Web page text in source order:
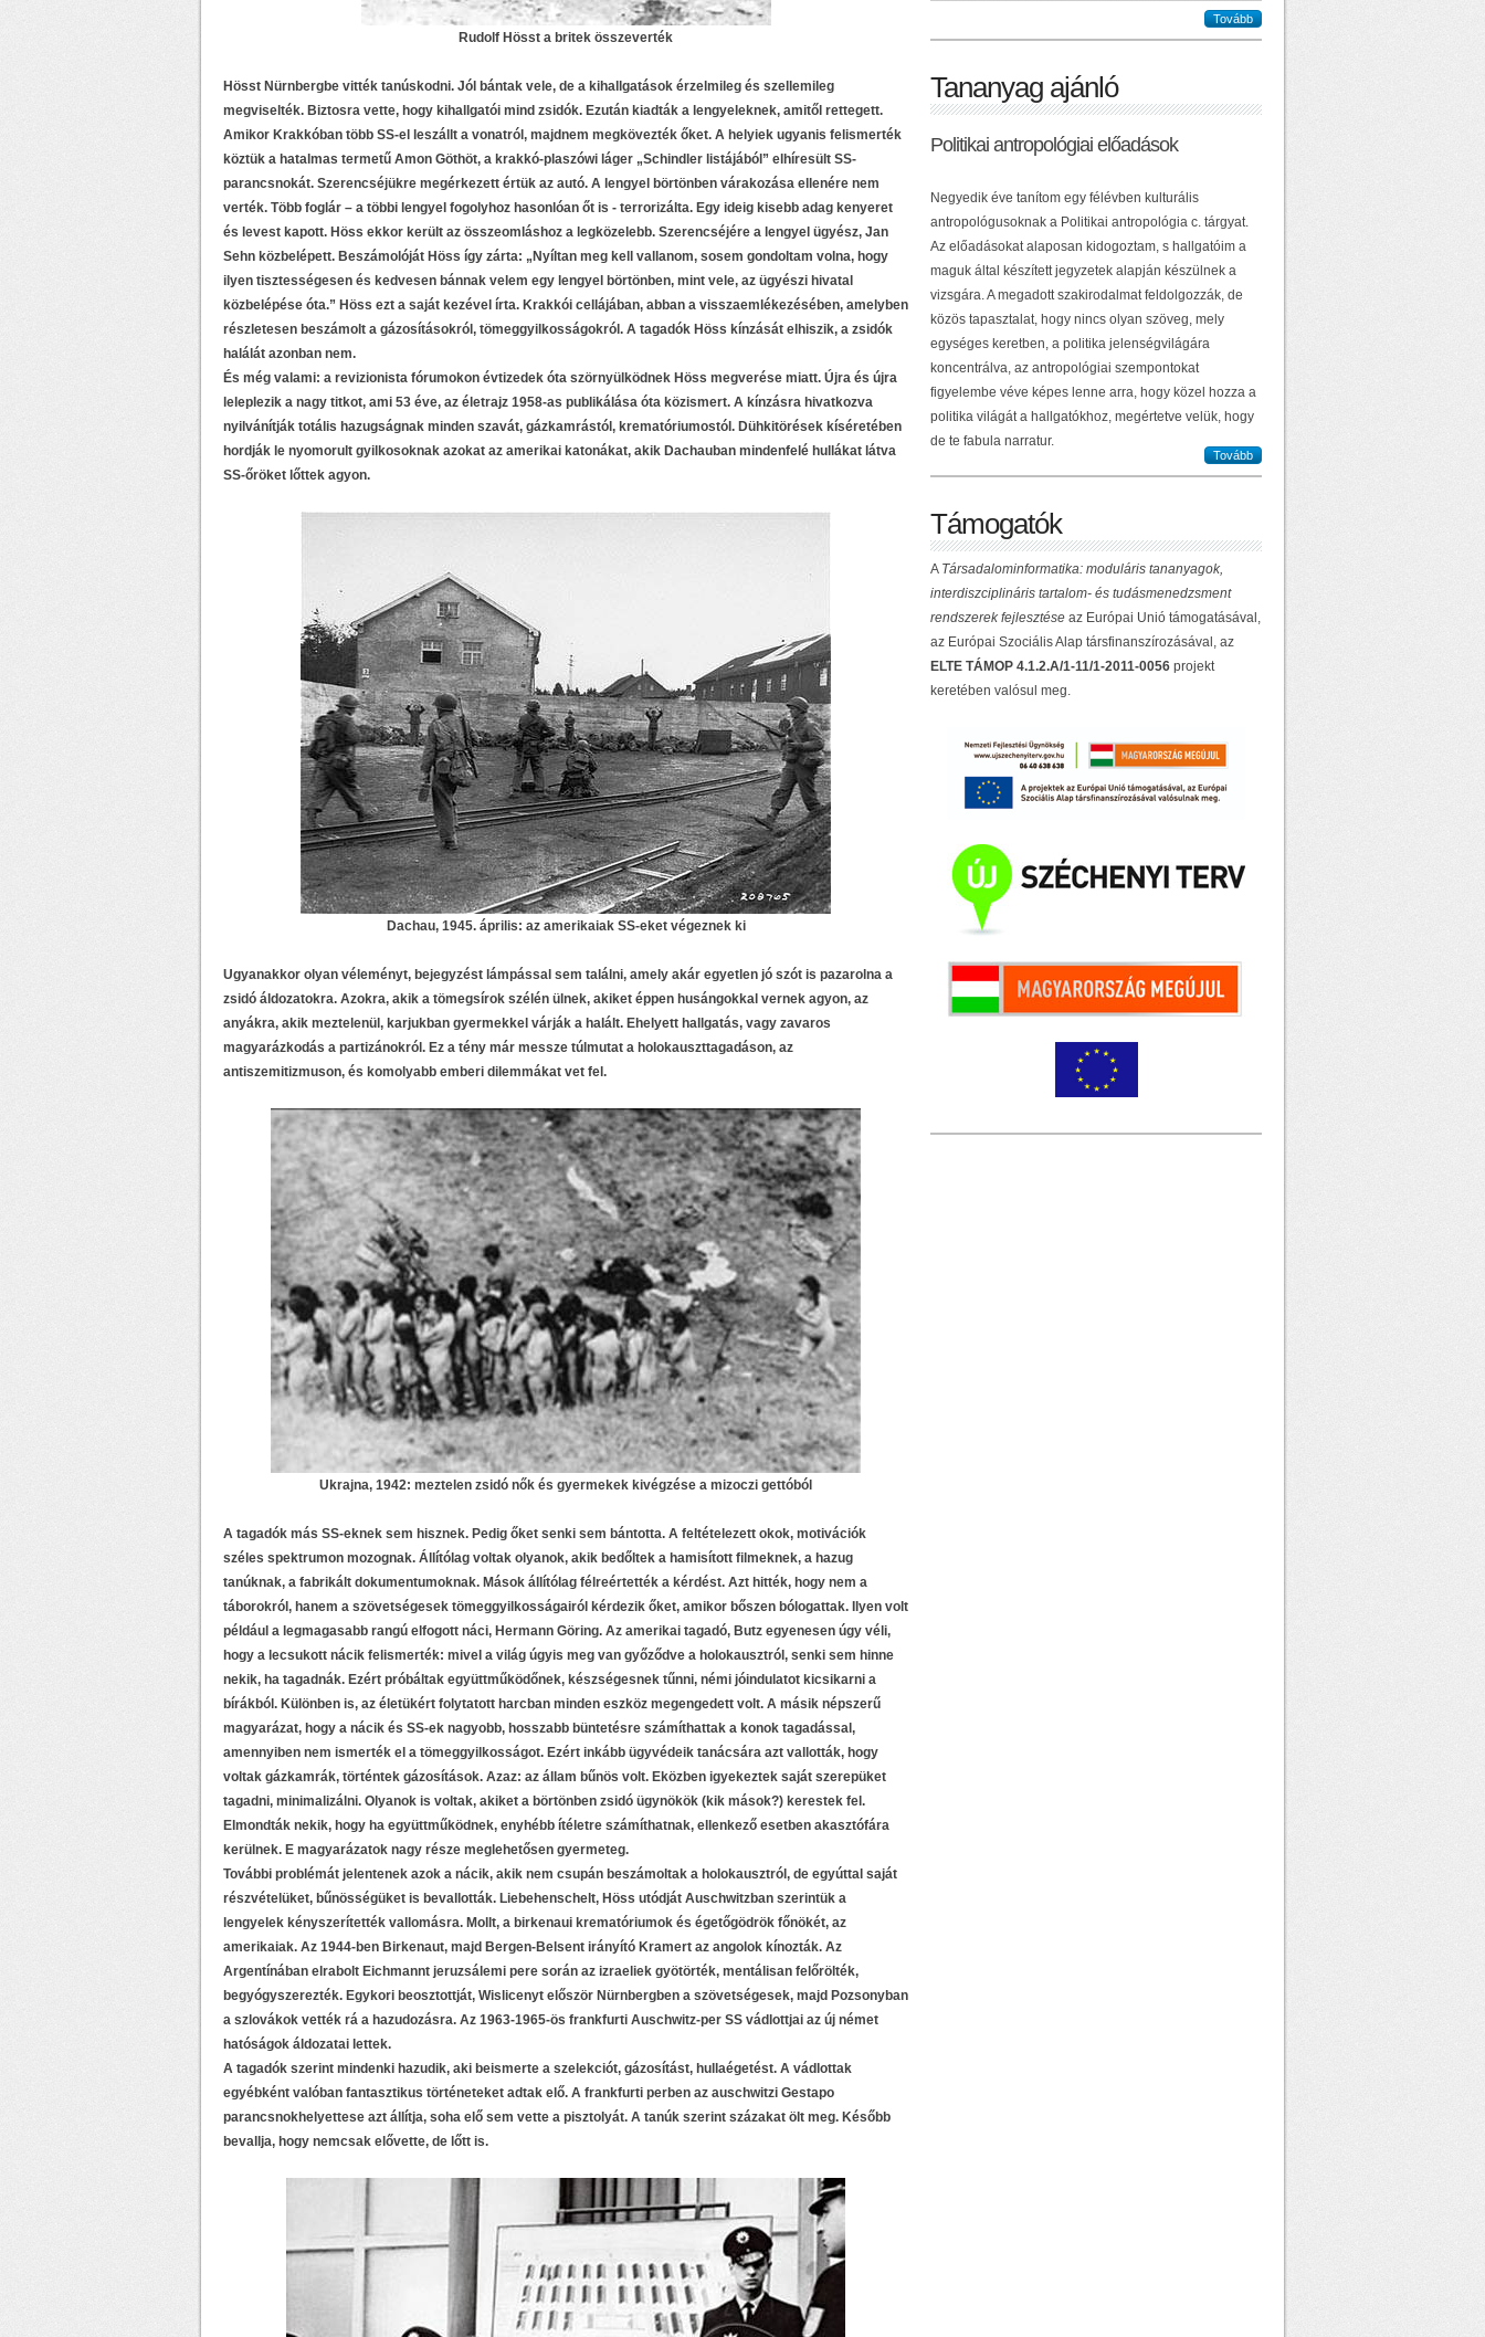
Rudolf Hösst a britek összeverték
Hösst Nürnbergbe vitték tanúskodni. Jól bántak vele, de a kihallgatások érzelmileg és szellemileg
megviselték. Biztosra vette, hogy kihallgatói mind zsidók. Ezután kiadták a lengyeleknek, amitől rettegett.
Amikor Krakkóban több SS-el leszállt a vonatról, majdnem megkövezték őket. A helyiek ugyanis felismerték
köztük a hatalmas termetű Amon Göthöt, a krakkó-plaszówi láger „Schindler listájából” elhíresült SS-
parancsnokát. Szerencséjükre megérkezett értük az autó. A lengyel börtönben várakozása ellenére nem
verték. Több foglár – a többi lengyel fogolyhoz hasonlóan őt is - terrorizálta. Egy ideig kisebb adag kenyeret
és levest kapott. Höss ekkor került az összeomláshoz a legközelebb. Szerencséjére a lengyel ügyész, Jan
Sehn közbelépett. Beszámolóját Höss így zárta: „Nyíltan meg kell vallanom, sosem gondoltam volna, hogy
ilyen tisztességesen és kedvesen bánnak velem egy lengyel börtönben, mint vele, az ügyészi hivatal
közbelépése óta.” Höss ezt a saját kezével írta. Krakkói cellájában, abban a visszaemlékezésében, amelyben
részletesen beszámolt a gázosításokról, tömeggyilkosságokról. A tagadók Höss kínzását elhiszik, a zsidók
halálát azonban nem.
És még valami: a revizionista fórumokon évtizedek óta szörnyülködnek Höss megverése miatt. Újra és újra
leleplezik a nagy titkot, ami 53 éve, az életrajz 1958-as publikálása óta közismert. A kínzásra hivatkozva
nyilvánítják totális hazugságnak minden szavát, gázkamrástól, krematóriumostól. Dühkitörések kíséretében
hordják le nyomorult gyilkosoknak azokat az amerikai katonákat, akik Dachauban mindenfelé hullákat látva
SS-őröket lőttek agyon.
Dachau, 1945. április: az amerikaiak SS-eket végeznek ki
Ugyanakkor olyan véleményt, bejegyzést lámpással sem találni, amely akár egyetlen jó szót is pazarolna a
zsidó áldozatokra. Azokra, akik a tömegsírok szélén ülnek, akiket éppen husángokkal vernek agyon, az
anyákra, akik meztelenül, karjukban gyermekkel várják a halált. Ehelyett hallgatás, vagy zavaros
magyarázkodás a partizánokról. Ez a tény már messze túlmutat a holokauszttagadáson, az
antiszemitizmuson, és komolyabb emberi dilemmákat vet fel.
Ukrajna, 1942: meztelen zsidó nők és gyermekek kivégzése a mizoczi gettóból
A tagadók más SS-eknek sem hisznek. Pedig őket senki sem bántotta. A feltételezett okok, motivációk
széles spektrumon mozognak. Állítólag voltak olyanok, akik bedőltek a hamisított filmeknek, a hazug
tanúknak, a fabrikált dokumentumoknak. Mások állítólag félreértették a kérdést. Azt hitték, hogy nem a
táborokról, hanem a szövetségesek tömeggyilkosságairól kérdezik őket, amikor bőszen bólogattak. Ilyen volt
például a legmagasabb rangú elfogott náci, Hermann Göring. Az amerikai tagadó, Butz egyenesen úgy véli,
hogy a lecsukott nácik felismerték: mivel a világ úgyis meg van győződve a holokausztról, senki sem hinne
nekik, ha tagadnák. Ezért próbáltak együttműködőnek, készségesnek tűnni, némi jóindulatot kicsikarni a
bírákból. Különben is, az életükért folytatott harcban minden eszköz megengedett volt. A másik népszerű
magyarázat, hogy a nácik és SS-ek nagyobb, hosszabb büntetésre számíthattak a konok tagadással,
amennyiben nem ismerték el a tömeggyilkosságot. Ezért inkább ügyvédeik tanácsára azt vallották, hogy
voltak gázkamrák, történtek gázosítások. Azaz: az állam bűnös volt. Eközben igyekeztek saját szerepüket
tagadni, minimalizálni. Olyanok is voltak, akiket a börtönben zsidó ügynökök (kik mások?) kerestek fel.
Elmondták nekik, hogy ha együttműködnek, enyhébb ítéletre számíthatnak, ellenkező esetben akasztófára
kerülnek. E magyarázatok nagy része meglehetősen gyermeteg.
További problémát jelentenek azok a nácik, akik nem csupán beszámoltak a holokausztról, de egyúttal saját
részvételüket, bűnösségüket is bevallották. Liebehenschelt, Höss utódját Auschwitzban szerintük a
lengyelek kényszerítették vallomásra. Mollt, a birkenaui krematóriumok és égetőgödrök főnökét, az
amerikaiak. Az 1944-ben Birkenaut, majd Bergen-Belsent irányító Kramert az angolok kínozták. Az
Argentínában elrabolt Eichmannt jeruzsálemi pere során az izraeliek gyötörték, mentálisan felőrölték,
begyógyszerezték. Egykori beosztottját, Wislicenyt először Nürnbergben a szövetségesek, majd Pozsonyban
a szlovákok vették rá a hazudozásra. Az 1963-1965-ös frankfurti Auschwitz-per SS vádlottjai az új német
hatóságok áldozatai lettek.
A tagadók szerint mindenki hazudik, aki beismerte a szelekciót, gázosítást, hullaégetést. A vádlottak
egyébként valóban fantasztikus történeteket adtak elő. A frankfurti perben az auschwitzi Gestapo
parancsnokhelyettese azt állítja, soha elő sem vette a pisztolyát. A tanúk szerint százakat ölt meg. Később
bevallja, hogy nemcsak elővette, de lőtt is.
Tovább
Tananyag ajánló
Politikai antropológiai előadások
Negyedik éve tanítom egy félévben kulturális
antropológusoknak a Politikai antropológia c. tárgyat.
Az előadásokat alaposan kidogoztam, s hallgatóim a
maguk által készített jegyzetek alapján készülnek a
vizsgára. A megadott szakirodalmat feldolgozzák, de
közös tapasztalat, hogy nincs olyan szöveg, mely
egységes keretben, a politika jelenségvilágára
koncentrálva, az antropológiai szempontokat
figyelembe véve képes lenne arra, hogy közel hozza a
politika világát a hallgatókhoz, megértetve velük, hogy
de te fabula narratur.
Tovább
Támogatók
A Társadalominformatika: moduláris tananyagok,
interdiszciplináris tartalom- és tudásmenedzsment
rendszerek fejlesztése az Európai Unió támogatásával,
az Európai Szociális Alap társfinanszírozásával, az
ELTE TÁMOP 4.1.2.A/1-11/1-2011-0056 projekt
keretében valósul meg.